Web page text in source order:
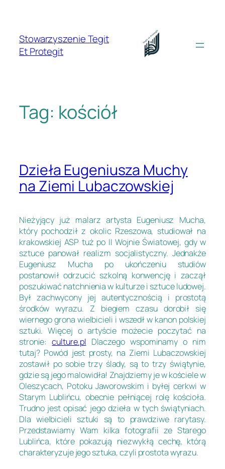
treściStowarzyszenie Tegit
Et Protegit
Tag: kościół
Dzieła Eugeniusza Muchy
na Ziemi Lubaczowskiej
Nieżyjący już malarz artysta Eugeniusz Mucha,
który pochodził z okolic Rzeszowa, studiował na
krakowskiej ASP tuż po II Wojnie Światowej, gdy w
sztuce panował realizm socjalistyczny. Jednakże
Eugeniusz Mucha po ukończeniu studiów
postanowił odrzucić szkolną konwencję i zaczął
poszukiwać natchnienia w kulturze i sztuce ludowej.
Był zachwycony jej autentycznością i prostotą
środków wyrazu. Z biegiem czasu dorobił się
wiernego grona wielbicieli i wszedł w kanon polskiej
sztuki. Więcej o artyście możecie poczytać na
stronie:culture.pl Dlaczego wspominamy o nim
tutaj? Powód jest prosty, na Ziemi Lubaczowskiej
zostawił po sobie trzy ślady, są to trzy świątynie,
gdzie są jego malowidła! Znajdziemy je w kościele w
Oleszycach, Potoku Jaworowskim i byłej cerkwi w
Starym Lublińcu, obecnie pełniącej rolę kościoła.
Trudno jest opisać jego dzieła w tych świątyniach.
Dla wielbicieli sztuki są to prawdziwe rarytasy.
Przedstawiamy Wam kilka fotografii ze Starego
Lublińca, które pokazują niezwykłą cechę, którą
charakteryzuje jego sztuka, czyli prostota wyrazu.